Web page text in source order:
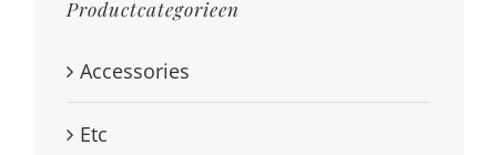
Productcategorieen
Accessories
Etc